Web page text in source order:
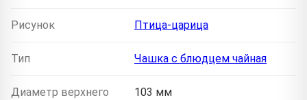
Рисунок Птица-царица
Тип Чашка с блюдцем чайная
Диаметр верхнего
103 мм